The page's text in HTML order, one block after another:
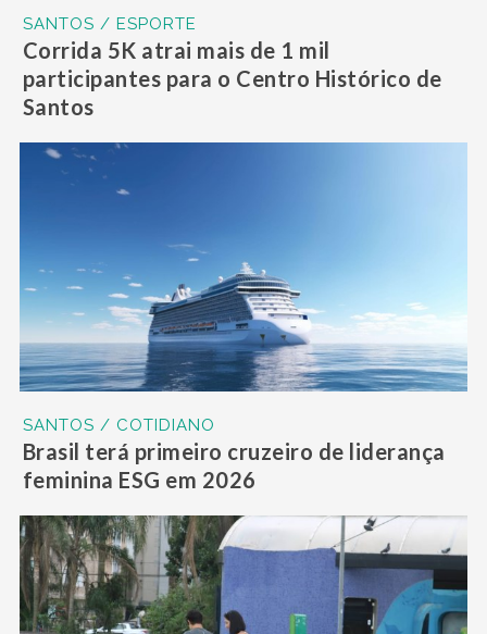
SANTOS / ESPORTE
Corrida 5K atrai mais de 1 mil
participantes para o Centro Histórico de
Santos
SANTOS / COTIDIANO
Brasil terá primeiro cruzeiro de liderança
feminina ESG em 2026